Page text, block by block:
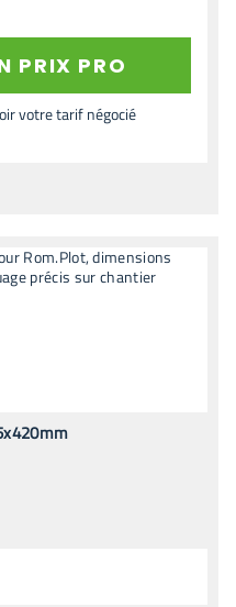
PRIX PRO
votre tarif négocié